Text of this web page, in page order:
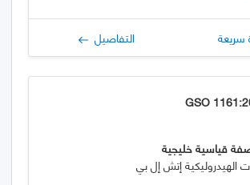
سريعة التفاصيل
GSO
قياسية خليجية
الهيدروليكية إتش إل بي